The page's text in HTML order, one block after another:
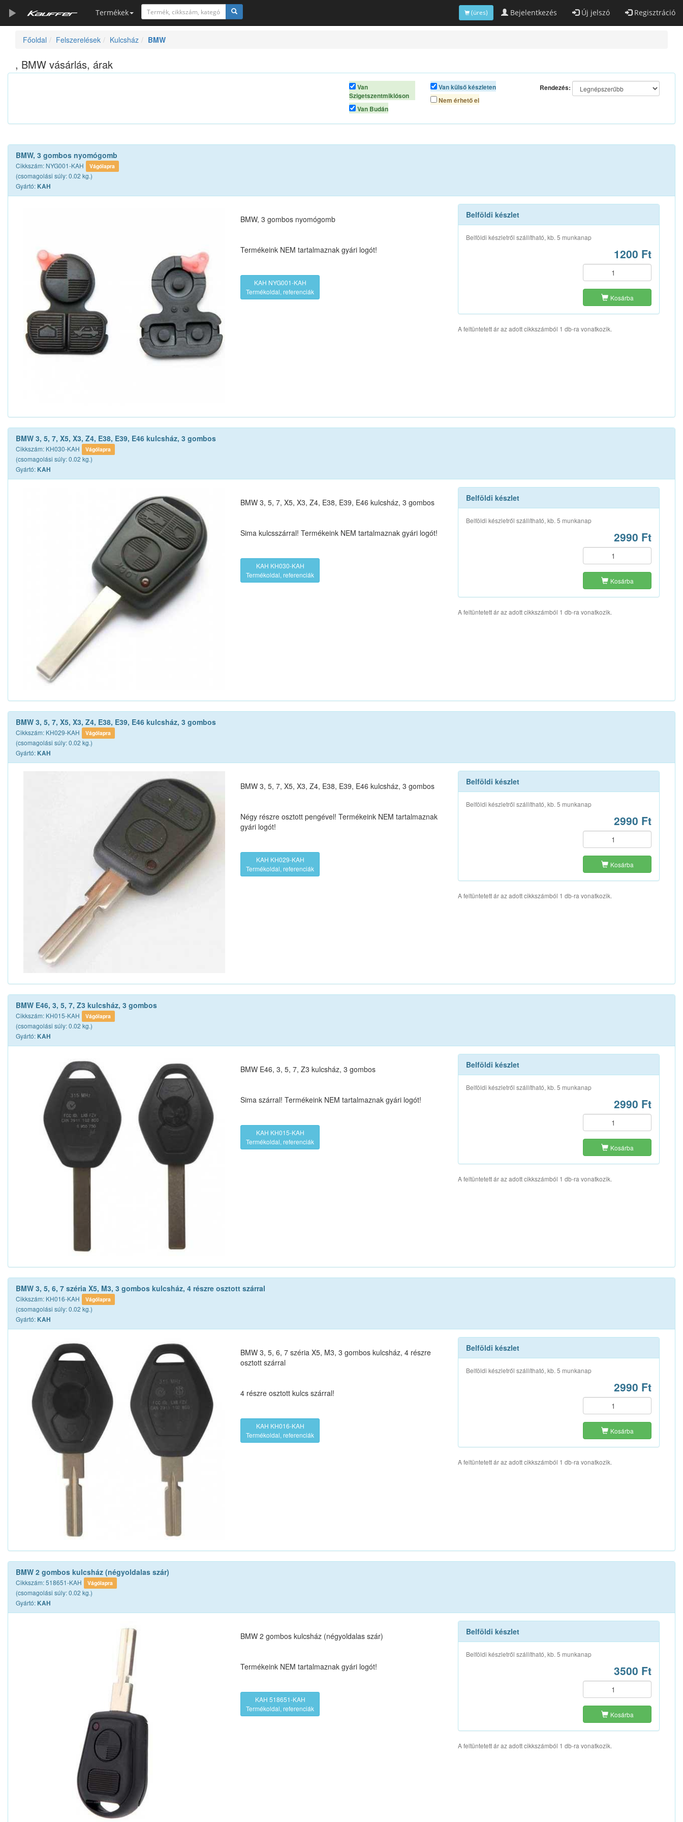
Termékek Bejelentkezés Új jelszó Regisztráció
(üres)
Szerszámkatalógus
Kosár
Főoldal Felszerelések Kulcsház BMW
, BMW vásárlás, árak
Van
Szigetszentmiklóson
Van Budán
Van külső készleten
Nem érhető el
Rendezés:
BMW, 3 gombos nyomógomb
Cikkszám: NYG001-KAH Vágólapra
(csomagolási súly: 0.02 kg.)
Gyártó: KAH
BMW, 3 gombos nyomógomb
Termékeink NEM tartalmaznak gyári logót!
KAH NYG001-KAH
Termékoldal, referenciák
Belföldi készlet
Belföldi készletről szállítható, kb. 5 munkanap
1200 Ft
Kosárba
A feltüntetett ár az adott cikkszámból 1 db-ra vonatkozik.
BMW 3, 5, 7, X5, X3, Z4, E38, E39, E46 kulcsház, 3 gombos
Cikkszám: KH030-KAH Vágólapra
(csomagolási súly: 0.02 kg.)
Gyártó: KAH
BMW 3, 5, 7, X5, X3, Z4, E38, E39, E46 kulcsház, 3 gombos
Sima kulcsszárral! Termékeink NEM tartalmaznak gyári logót!
KAH KH030-KAH
Termékoldal, referenciák
Belföldi készlet
Belföldi készletről szállítható, kb. 5 munkanap
2990 Ft
Kosárba
A feltüntetett ár az adott cikkszámból 1 db-ra vonatkozik.
BMW 3, 5, 7, X5, X3, Z4, E38, E39, E46 kulcsház, 3 gombos
Cikkszám: KH029-KAH Vágólapra
(csomagolási súly: 0.02 kg.)
Gyártó: KAH
BMW 3, 5, 7, X5, X3, Z4, E38, E39, E46 kulcsház, 3 gombos
Négy részre osztott pengével! Termékeink NEM tartalmaznak
gyári logót!
KAH KH029-KAH
Termékoldal, referenciák
Belföldi készlet
Belföldi készletről szállítható, kb. 5 munkanap
2990 Ft
Kosárba
A feltüntetett ár az adott cikkszámból 1 db-ra vonatkozik.
BMW E46, 3, 5, 7, Z3 kulcsház, 3 gombos
Cikkszám: KH015-KAH Vágólapra
(csomagolási súly: 0.02 kg.)
Gyártó: KAH
BMW E46, 3, 5, 7, Z3 kulcsház, 3 gombos
Sima szárral! Termékeink NEM tartalmaznak gyári logót!
KAH KH015-KAH
Termékoldal, referenciák
Belföldi készlet
Belföldi készletről szállítható, kb. 5 munkanap
2990 Ft
Kosárba
A feltüntetett ár az adott cikkszámból 1 db-ra vonatkozik.
BMW 3, 5, 6, 7 széria X5, M3, 3 gombos kulcsház, 4 részre osztott szárral
Cikkszám: KH016-KAH Vágólapra
(csomagolási súly: 0.02 kg.)
Gyártó: KAH
BMW 3, 5, 6, 7 széria X5, M3, 3 gombos kulcsház, 4 részre
osztott szárral
4 részre osztott kulcs szárral!
KAH KH016-KAH
Termékoldal, referenciák
Belföldi készlet
Belföldi készletről szállítható, kb. 5 munkanap
2990 Ft
Kosárba
A feltüntetett ár az adott cikkszámból 1 db-ra vonatkozik.
BMW 2 gombos kulcsház (négyoldalas szár)
Cikkszám: 518651-KAH Vágólapra
(csomagolási súly: 0.02 kg.)
Gyártó: KAH
BMW 2 gombos kulcsház (négyoldalas szár)
Termékeink NEM tartalmaznak gyári logót!
KAH 518651-KAH
Termékoldal, referenciák
Belföldi készlet
Belföldi készletről szállítható, kb. 5 munkanap
3500 Ft
Kosárba
A feltüntetett ár az adott cikkszámból 1 db-ra vonatkozik.